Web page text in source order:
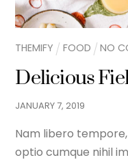
THEMIFY FOOD NO
Delicious
JANUARY7,2019
Nam libero
optio cumque nihil